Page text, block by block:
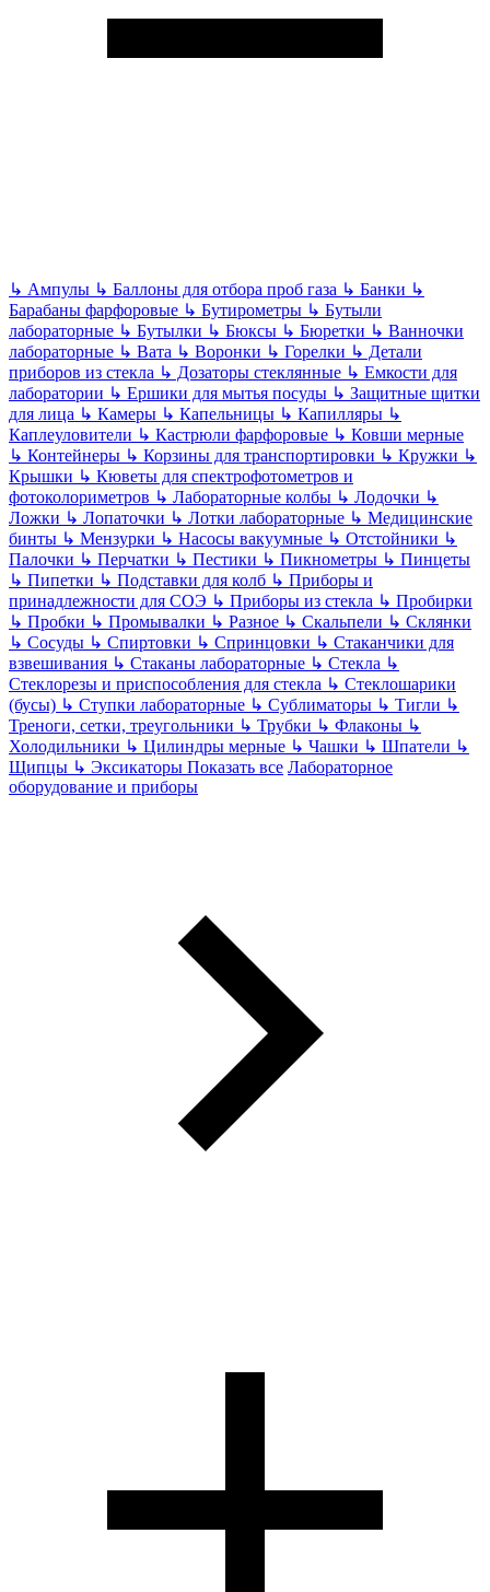
↳ Ампулы ↳ Баллоны для отбора проб газа ↳ Банки ↳
Барабаны фарфоровые ↳ Бутирометры ↳ Бутыли
лабораторные ↳ Бутылки ↳ Бюксы ↳ Бюретки ↳ Ванночки
лабораторные ↳ Вата ↳ Воронки ↳ Горелки ↳ Детали
приборов из стекла ↳ Дозаторы стеклянные ↳ Емкости для
лаборатории ↳ Ершики для мытья посуды ↳ Защитные щитки
для лица ↳ Камеры ↳ Капельницы ↳ Капилляры ↳
Каплеуловители ↳ Кастрюли фарфоровые ↳ Ковши мерные
↳ Контейнеры ↳ Корзины для транспортировки ↳ Кружки ↳
Крышки ↳ Кюветы для спектрофотометров и
фотоколориметров ↳ Лабораторные колбы ↳ Лодочки ↳
Ложки ↳ Лопаточки ↳ Лотки лабораторные ↳ Медицинские
бинты ↳ Мензурки ↳ Насосы вакуумные ↳ Отстойники ↳
Палочки ↳ Перчатки ↳ Пестики ↳ Пикнометры ↳ Пинцеты
↳ Пипетки ↳ Подставки для колб ↳ Приборы и
принадлежности для СОЭ ↳ Приборы из стекла ↳ Пробирки
↳ Пробки ↳ Промывалки ↳ Разное ↳ Скальпели ↳ Склянки
↳ Сосуды ↳ Спиртовки ↳ Спринцовки ↳ Стаканчики для
взвешивания ↳ Стаканы лабораторные ↳ Стекла ↳
Стеклорезы и приспособления для стекла ↳ Стеклошарики
(бусы) ↳ Ступки лабораторные ↳ Сублиматоры ↳ Тигли ↳
Треноги, сетки, треугольники ↳ Трубки ↳ Флаконы ↳
Холодильники ↳ Цилиндры мерные ↳ Чашки ↳ Шпатели ↳
Щипцы ↳ Эксикаторы Показать все Лабораторное
оборудование и приборы